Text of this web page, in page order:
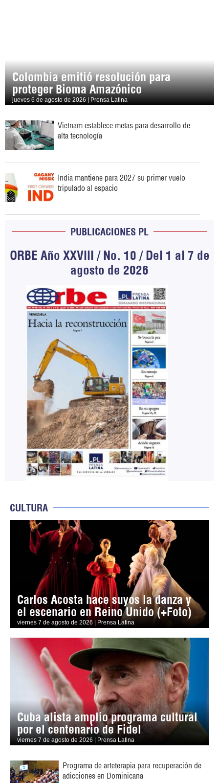
Colombia emitió resolución para
proteger Bioma Amazónico
jueves 6 de agosto de 2026 | Prensa Latina
Vietnam establece metas para desarrollo de
alta tecnología
India mantiene para 2027 su primer vuelo
tripulado al espacio
PUBLICACIONES PL
ORBE Año XXVIII / No. 10 / Del 1 al 7 de
agosto de 2026
CULTURA
Carlos Acosta hace suyos la danza y
el escenario en Reino Unido (+Foto)
viernes 7 de agosto de 2026 | Prensa Latina
Cuba alista amplio programa cultural
por el centenario de Fidel
viernes 7 de agosto de 2026 | Prensa Latina
Programa de arteterapia para recuperación de
adicciones en Dominicana